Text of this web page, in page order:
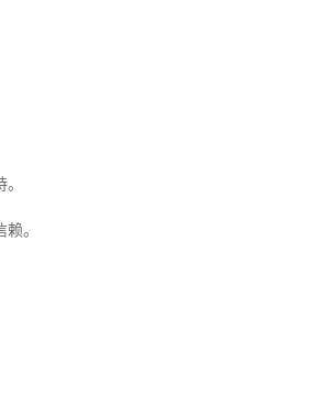
。